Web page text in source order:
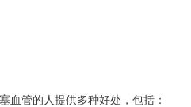
血管的人提供多种好处，包括：